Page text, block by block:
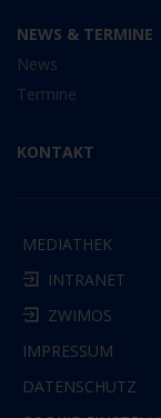
NEWS & TERMINE
News
Termine
KONTAKT
MEDIATHEK
INTRANET
ZWIMOS
IMPRESSUM
DATENSCHUTZ